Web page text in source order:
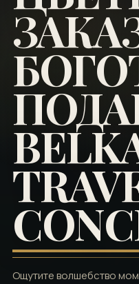
Ощутите волшебство